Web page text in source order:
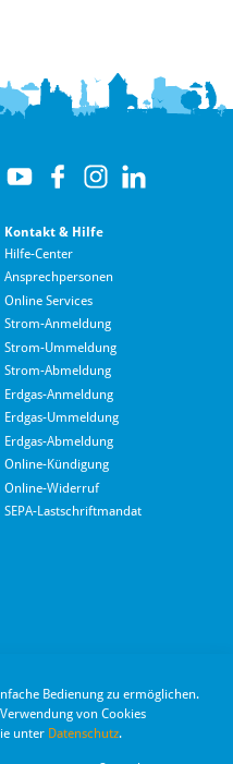
Kontakt & Hilfe
Hilfe-Center
Ansprechpersonen
Online Services
Strom-Anmeldung
Strom-Ummeldung
Strom-Abmeldung
Erdgas-Anmeldung
Erdgas-Ummeldung
Erdgas-Abmeldung
Online-Kündigung
Online-Widerruf
SEPA-Lastschriftmandat
Bedienung zu ermöglichen.
von Cookies
unter Datenschutz.
KI-Chatbots. Mit dem Laden des
von Langdock